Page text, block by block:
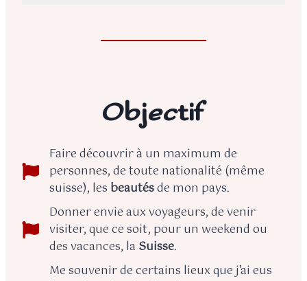
Objectif
Faire découvrir à un maximum de
personnes, de toute nationalité (même
suisse), les beautésde mon pays.
Donner envie aux voyageurs, de venir
visiter, que ce soit, pour un weekend ou
des vacances, la Suisse.
Me souvenir de certains lieux que j’ai eus